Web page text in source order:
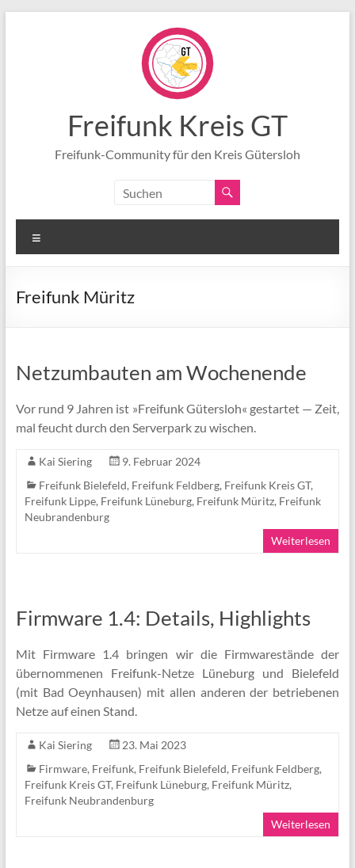
Freifunk Kreis GT
Freifunk-Community für den Kreis Gütersloh
Freifunk Müritz
Netzumbauten am Wochenende
Vor rund 9 Jahren ist »Freifunk Gütersloh« gestartet — Zeit,
mal feucht durch den Serverpark zu wischen.
Kai Siering
9. Februar 2024
Freifunk Bielefeld, Freifunk Feldberg, Freifunk Kreis GT,
Freifunk Lippe, Freifunk Lüneburg, Freifunk Müritz, Freifunk
Neubrandenburg
Weiterlesen
Firmware 1.4: Details, Highlights
Mit Firmware 1.4 bringen wir die Firmwarestände der
übernommenen Freifunk-Netze Lüneburg und Bielefeld
(mit Bad Oeynhausen) mit allen anderen der betriebenen
Netze auf einen Stand.
Kai Siering
23. Mai 2023
Firmware, Freifunk, Freifunk Bielefeld, Freifunk Feldberg,
Freifunk Kreis GT, Freifunk Lüneburg, Freifunk Müritz,
Freifunk Neubrandenburg
Weiterlesen